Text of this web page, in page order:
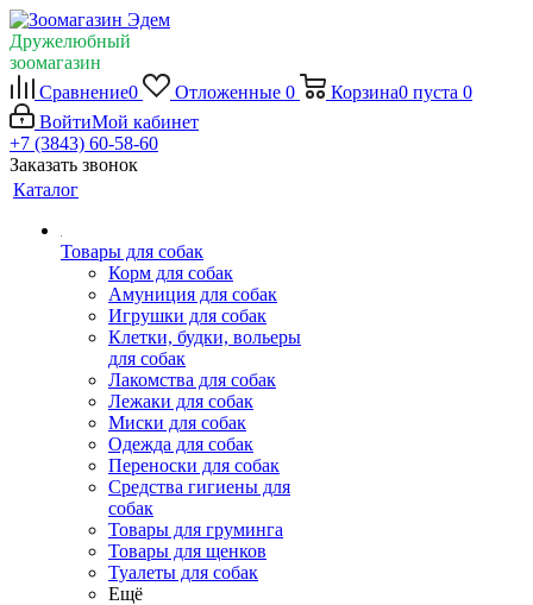
Дружелюбный
зоомагазин
Сравнение0 Отложенные 0 Корзина0 пуста 0
ВойтиМой кабинет
+7 (3843) 60-58-60
Заказать звонок
Каталог
Товары для собак
Корм для собак
Амуниция для собак
Игрушки для собак
Клетки, будки, вольеры
для собак
Лакомства для собак
Лежаки для собак
Миски для собак
Одежда для собак
Переноски для собак
Средства гигиены для
собак
Товары для груминга
Товары для щенков
Туалеты для собак
Ещё